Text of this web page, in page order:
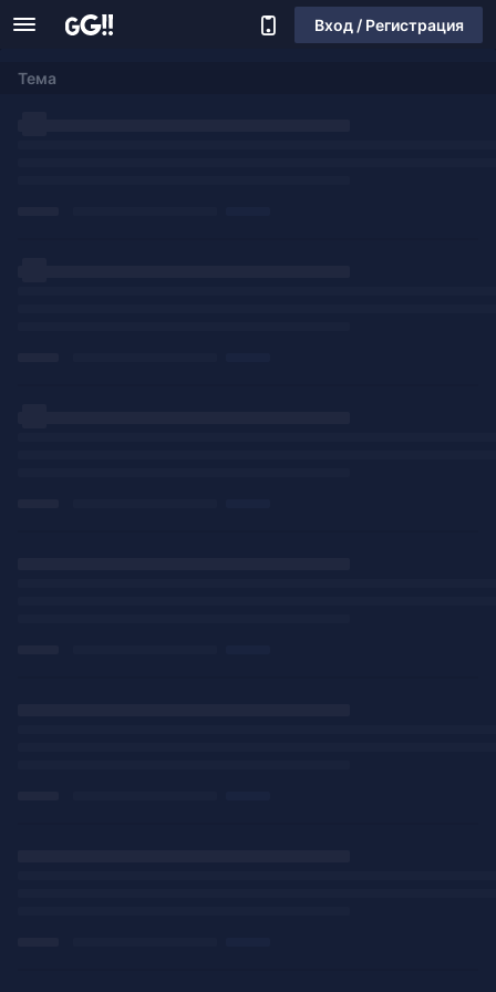
Вход / Регистрация
Тема